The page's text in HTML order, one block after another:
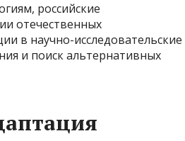
российские
отечественных
в научно-исследовательские
и поиск альтернативных